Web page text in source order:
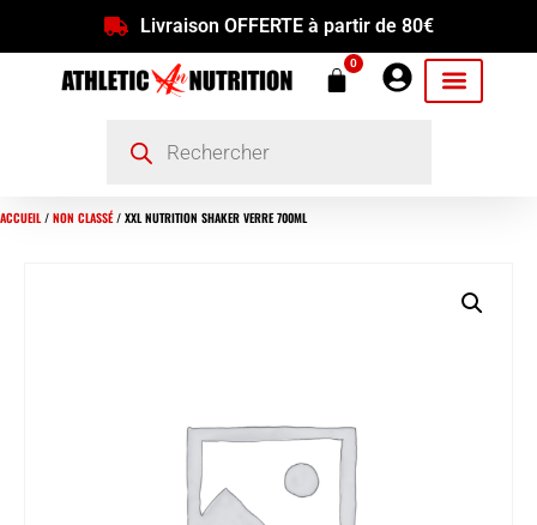
Livraison OFFERTE à partir de 80€
0
ACCUEIL/ NON CLASSÉ/ XXL NUTRITION SHAKER VERRE 700ML